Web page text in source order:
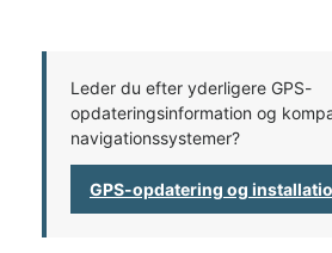
Leder du efter yderligere GPS-
opdateringsinformation og
navigationssystemer?
GPS-opdatering og